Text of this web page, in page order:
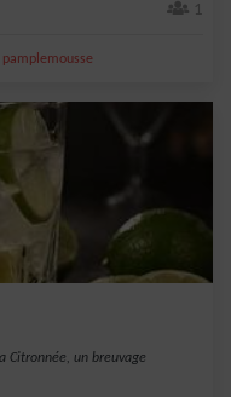
1
pamplemousse
Citronnée, un breuvage